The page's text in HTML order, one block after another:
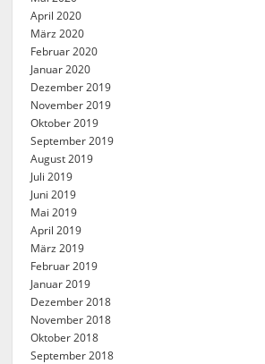
April 2020
März 2020
Februar 2020
Januar 2020
Dezember 2019
November 2019
Oktober 2019
September 2019
August 2019
Juli 2019
Juni 2019
Mai 2019
April 2019
März 2019
Februar 2019
Januar 2019
Dezember 2018
November 2018
Oktober 2018
September 2018